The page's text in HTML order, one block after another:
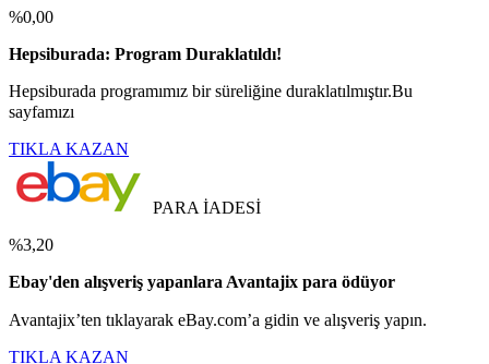
%0,00
Hepsiburada: Program Duraklatıldı!
Hepsiburada programımız bir süreliğine duraklatılmıştır.Bu
sayfamızı
TIKLA KAZAN
PARA İADESİ
%3,20
Ebay'den alışveriş yapanlara Avantajix para ödüyor
Avantajix’ten tıklayarak eBay.com’a gidin ve alışveriş yapın.
TIKLA KAZAN